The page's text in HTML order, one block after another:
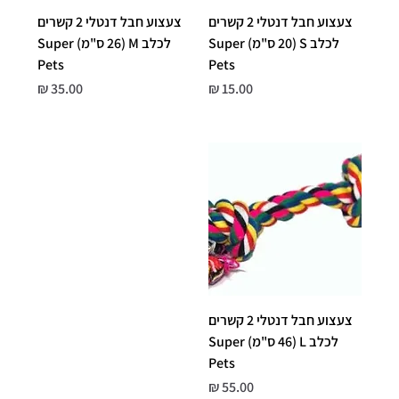
צעצוע חבל דנטלי 2 קשרים
לכלב S (20 ס"מ) Super
Pets
מחיר
צעצוע חבל דנטלי 2 קשרים
לכלב M (26 ס"מ) Super
Pets
מחיר
צעצוע חבל דנטלי 2 קשרים
לכלב L (46 ס"מ) Super
Pets
מחיר